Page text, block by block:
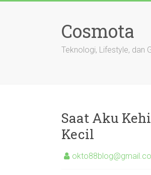
Cosmota
Teknologi, Lifestyle, dan
Saat Aku
Kecil